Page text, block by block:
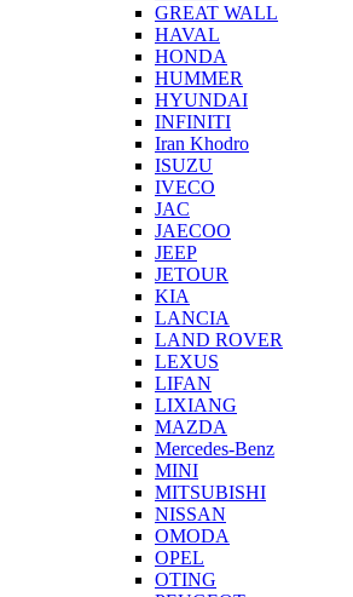
GREAT WALL
HAVAL
HONDA
HUMMER
HYUNDAI
INFINITI
Iran Khodro
ISUZU
IVECO
JAC
JAECOO
JEEP
JETOUR
KIA
LANCIA
LAND ROVER
LEXUS
LIFAN
LIXIANG
MAZDA
Mercedes-Benz
MINI
MITSUBISHI
NISSAN
OMODA
OPEL
OTING